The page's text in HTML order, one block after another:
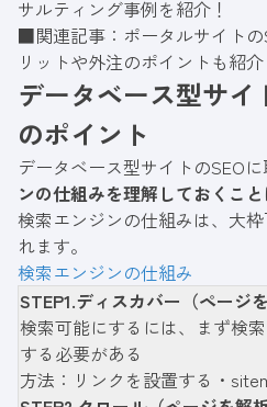
サルティング事例を紹介！
■関連記事： ポータルサイト
リットや外注のポイントも紹介
データベース型サイ
のポイント
データベース型サイトのSEOに
ンの仕組みを理解しておくこ
検索エンジンの仕組みは、大
れます。
検索エンジンの仕組み
STEP1.ディスカバー（ページ
検索可能にするには、まず検
する必要がある
方法：リンクを設置する・